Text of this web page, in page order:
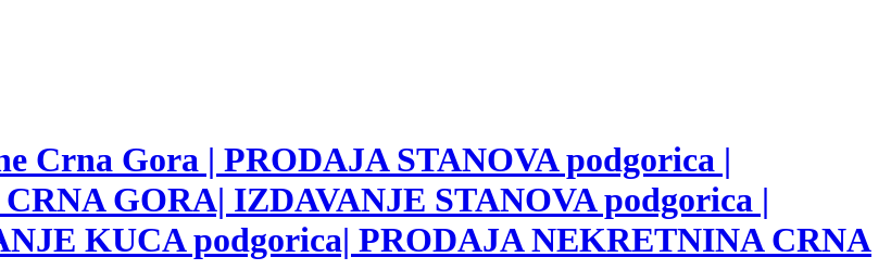
Crna Gora | PRODAJA STANOVA podgorica |
GORA| IZDAVANJE STANOVA podgorica |
KUCA podgorica| PRODAJA NEKRETNINA CRNA